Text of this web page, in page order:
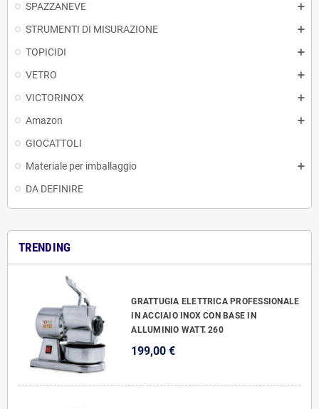
SPAZZANEVE
STRUMENTI DI MISURAZIONE
TOPICIDI
VETRO
VICTORINOX
Amazon
GIOCATTOLI
Materiale per imballaggio
DA DEFINIRE
TRENDING
GRATTUGIA ELETTRICA PROFESSIONALE
IN ACCIAIO INOX CON BASE IN
ALLUMINIO WATT. 260
199,00 €